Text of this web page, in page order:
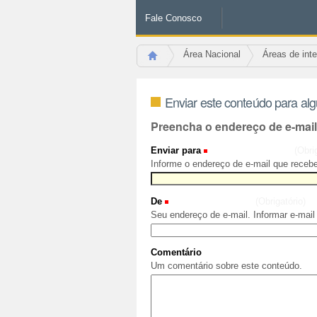
Fale Conosco
Área Nacional Áreas de
Enviar este conteúdo para
Preencha o endereço de e-
Enviar para
Informe o endereço de e-mail que
De
Seu endereço de e-mail. Informar e-
Comentário
Um comentário sobre este conteúdo.